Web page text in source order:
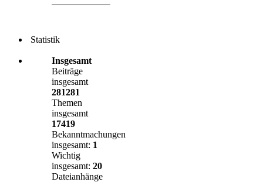
Statistik
Insgesamt
Beiträge
insgesamt
281281
Themen
insgesamt
17419
Bekanntmachungen
insgesamt: 1
Wichtig
insgesamt: 20
Dateianhänge